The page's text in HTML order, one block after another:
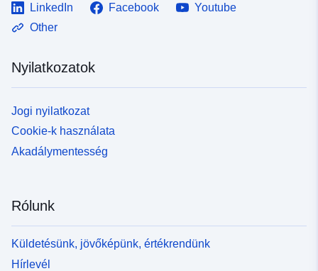
LinkedIn Facebook
Youtube
Other
Nyilatkozatok
Jogi nyilatkozat
Cookie-k használata
Akadálymentesség
Rólunk
Küldetésünk, jövőképünk, értékrendünk
Hírlevél